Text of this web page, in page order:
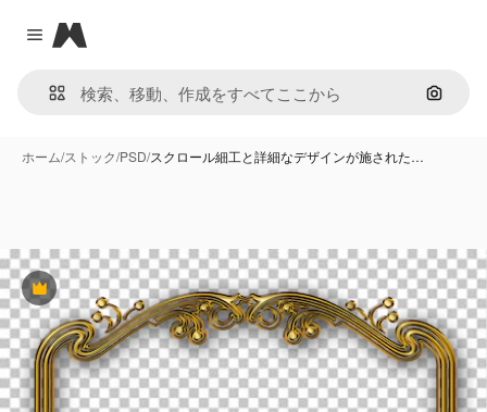
Close menu
Magnific
画像で
ホーム/ストック/PSD/スクロール細工と詳細なデザインが施された…
Premium